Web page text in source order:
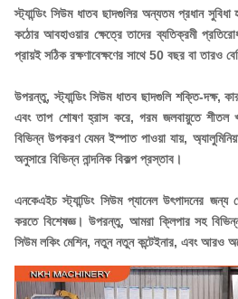
স্ট্যান্ডিং সিউম ধাতব ছাদগুলির অন্যতম প্রধান সুবিধা
কঠোর আবহাওয়ার ক্ষেত্রে তাদের ব্যতিক্রমী
প্রায়ই সঠিক রক্ষণাবেক্ষণের সাথে 50 বছর বা তারও
উপরন্তু, স্ট্যান্ডিং সিউম ধাতব ছাদগুলি শক্তি-দক্ষ,
এবং তাপ শোষণ হ্রাস করে, গরম জলবায়ুতে শীতল
বিভিন্ন উপকরণ যেমন ইস্পাত পাওয়া যায়,
অনুসারে বিভিন্ন নান্দনিক বিকল্প প্রস্তাব।
এনকেএইচ স্ট্যান্ডিং সিউম প্যানেল উৎপাদনের জন্য
করতে বিশেষজ্ঞ। উপরন্তু, আমরা ক্লিপার সহ
সিউম লকিং মেশিন, নতুন নতুন কন্টেইনার, এবং আরও